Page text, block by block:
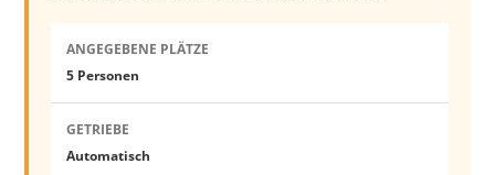
ANGEGEBENE PLÄTZE
5 Personen
GETRIEBE
Automatisch